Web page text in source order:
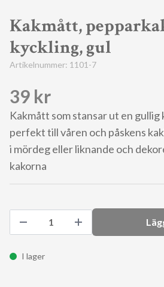
Kakmått,
kyckling, gul
Artikelnummer: 1101-7
39 kr
Kakmått som stansar ut en gullig
perfekt till våren och påskens
i mördeg eller liknande och
kakorna
I lager